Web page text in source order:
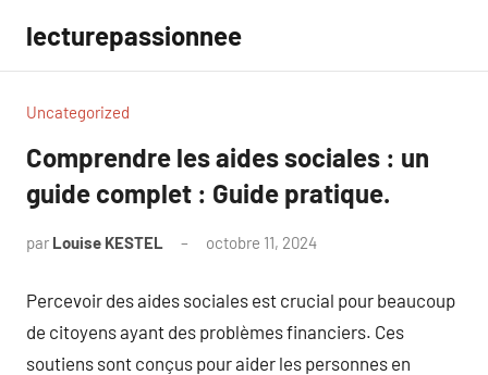
contenu
lecturepassionnee
Uncategorized
Comprendre les aides sociales : un
guide complet : Guide pratique.
par Louise KESTEL octobre 11, 2024
Percevoir des aides sociales est crucial pour beaucoup
de citoyens ayant des problèmes financiers. Ces
soutiens sont conçus pour aider les personnes en